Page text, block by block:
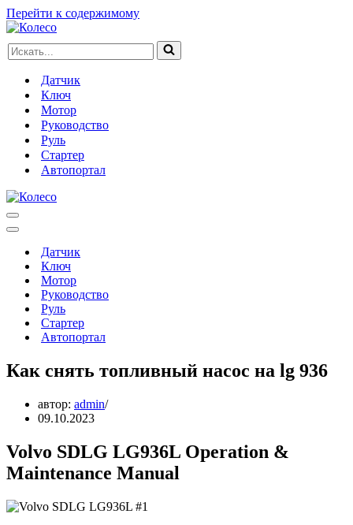
Перейти к содержимому
Искать...
Датчик
Ключ
Мотор
Руководство
Руль
Стартер
Автопортал
Меню
навигации
Меню
навигацииДатчик
Ключ
Мотор
Руководство
Руль
Стартер
Автопортал
Как снять топливный насос на lg 936
автор: admin
09.10.2023
Volvo SDLG LG936L Operation &
Maintenance Manual